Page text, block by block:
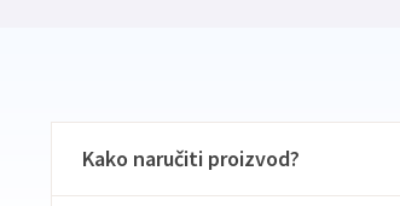
Kako naručiti proizvod?